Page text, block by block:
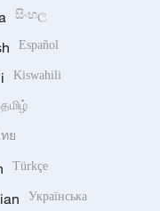
සිංහල
Español
Kiswahili
தமிழ்
ย
Türkçe
Українська